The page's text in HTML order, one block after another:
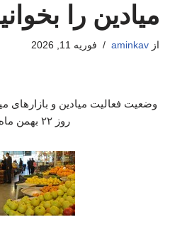
میادین را
از aminkav فوریه 11, 2026
وضعیت فعالیت میادین و بازارهای
روز ۲۲ بهمن ماه اعلام شد.